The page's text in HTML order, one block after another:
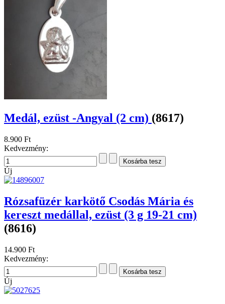
Medál, ezüst -Angyal (2 cm) (8617)
8.900 Ft
Kedvezmény:
Új
Rózsafüzér karkötő Csodás Mária és
kereszt medállal, ezüst (3 g 19-21 cm)
(8616)
14.900 Ft
Kedvezmény:
Új